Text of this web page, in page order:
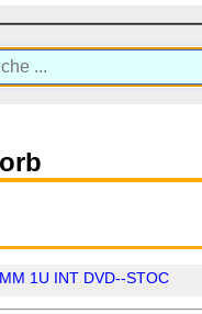
1U INT DVD--STOC